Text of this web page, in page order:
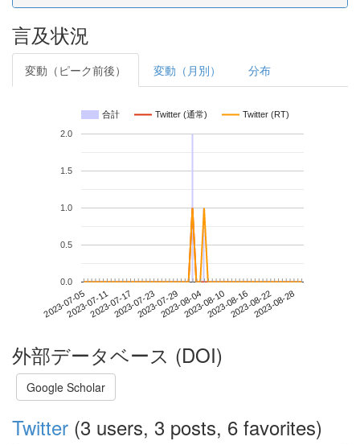
言及状況
変動（ピーク前後） 変動（月別） 分布
合計 Twitter (通常) Twitter (RT)
2023-07-052023-07-112023-07-172023-07-232023-07-292023-08-042023-08-102023-08-162023-08-222023-08-28
0.0
0.5
1.0
1.5
2.0
外部データベース (DOI)
Google Scholar
Twitter (3 users, 3 posts, 6 favorites)